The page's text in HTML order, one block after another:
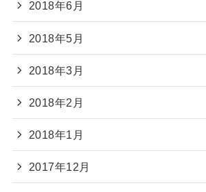
2018年6月
2018年5月
2018年3月
2018年2月
2018年1月
2017年12月